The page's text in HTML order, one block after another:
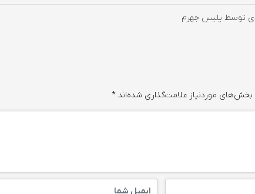
بخش‌های موردنیاز علامت‌گذاری شده‌اند *